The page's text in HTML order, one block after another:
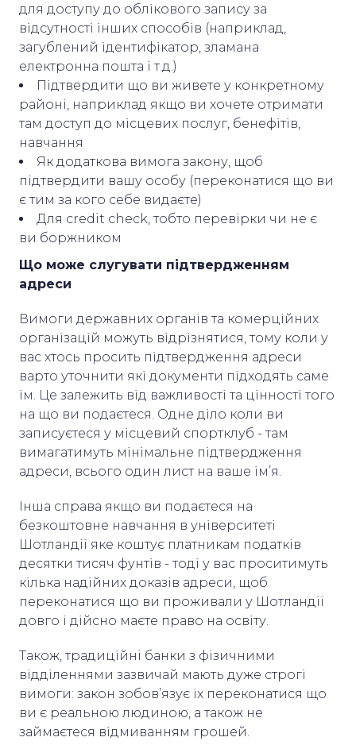
для доступу до облікового запису за
відсутності інших способів (наприклад,
загублений ідентифікатор, зламана
електронна пошта і т.д.)
Підтвердити що ви живете у конкретному
районі, наприклад якщо ви хочете отримати
там доступ до місцевих послуг, бенефітів,
навчання
Як додаткова вимога закону, щоб
підтвердити вашу особу (переконатися що ви
є тим за кого себе видаєте)
Для credit check, тобто перевірки чи не є
ви боржником
Що може слугувати підтвердженням
адреси
Вимоги державних органів та комерційних
організацій можуть відрізнятися, тому коли у
вас хтось просить підтвердження адреси
варто уточнити які документи підходять саме
їм. Це залежить від важливості та цінності того
на що ви подаєтеся. Одне діло коли ви
записуєтеся у місцевий спортклуб - там
вимагатимуть мінімальне підтвердження
адреси, всього один лист на ваше ім’я.
Інша справа якщо ви подаєтеся на
безкоштовне навчання в університеті
Шотландії яке коштує платникам податків
десятки тисяч фунтів - тоді у вас проситимуть
кілька надійних доказів адреси, щоб
переконатися що ви проживали у Шотландії
довго і дійсно маєте право на освіту.
Також, традиційні банки з фізичними
відділеннями зазвичай мають дуже строгі
вимоги: закон зобов’язує їх переконатися що
ви є реальною людиною, а також не
займаєтеся відмиванням грошей.